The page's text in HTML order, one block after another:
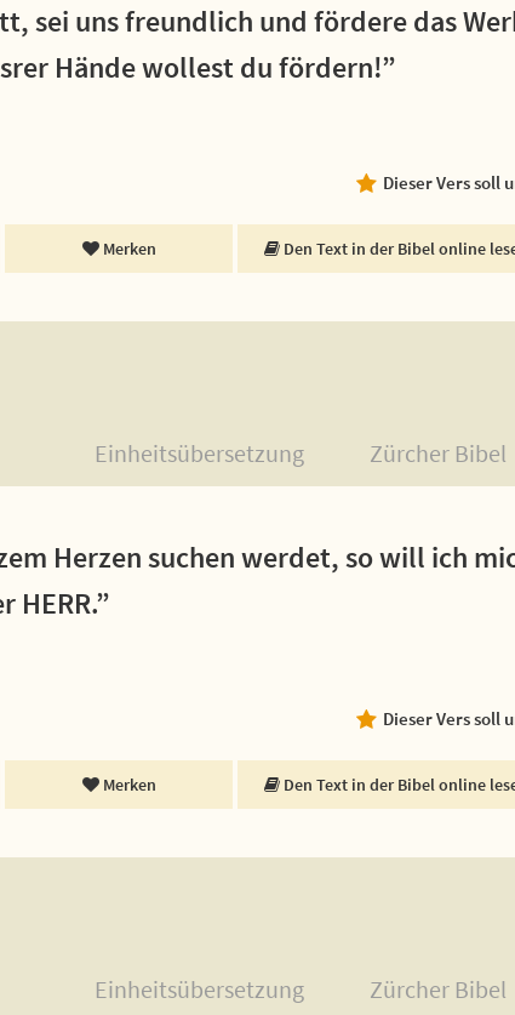
sei uns freundlich und fördere das
Hände wollest du fördern!”
Dieser Vers soll
Merken Den Text in der Bibel online
Einheitsübersetzung Zürcher Bibel
Herzen suchen werdet, so will ich
HERR.”
Dieser Vers soll
Merken Den Text in der Bibel online
Einheitsübersetzung Zürcher Bibel